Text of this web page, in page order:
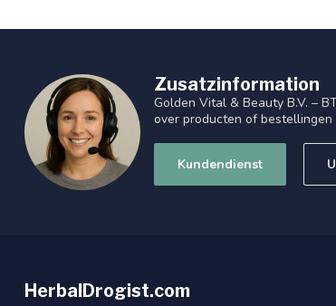
Zusatzinformation
Golden Vital & Beauty B.V. –
over producten of
Kundendienst
HerbalDrogist.com